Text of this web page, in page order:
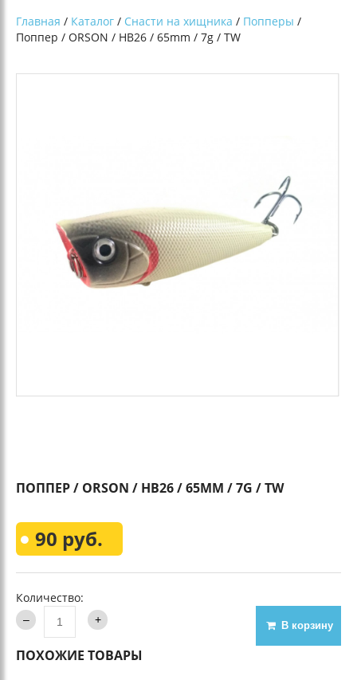
Главная / Каталог / Снасти на хищника / Попперы /
Поппер / ORSON / HB26 / 65mm / 7g / TW
ПОППЕР / ORSON / HB26 / 65MM / 7G / TW
90 руб.
Количество:
В корзину
ПОХОЖИЕ ТОВАРЫ